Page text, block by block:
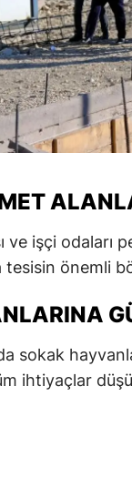
Konya
Kütahya
Malatya
Manisa
Mardin
Muğla
Nevşehir
Niğde
işçi odaları
önemli
sokak
ihtiyaçlar